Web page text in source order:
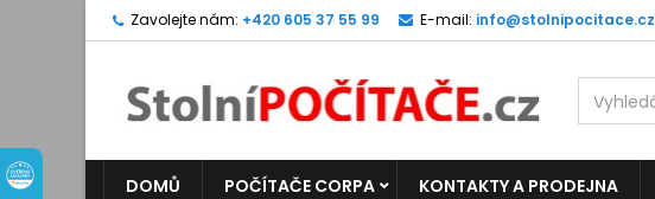
Zavolejte nám: +420 605 37 55 99 E-mail: info@stolnipocitace.cz
DOMŮ POČÍTAČE CORPA KONTAKTY A PRODEJNA